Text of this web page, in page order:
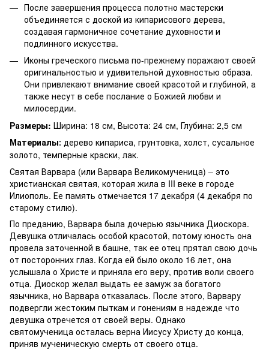
После завершения процесса полотно мастерски
объединяется с доской из кипарисового дерева,
создавая гармоничное сочетание духовности и
подлинного искусства.
Иконы греческого письма по-прежнему поражают своей
оригинальностью и удивительной духовностью образа.
Они привлекают внимание своей красотой и глубиной, а
также несут в себе послание о Божией любви и
милосердии.
Размеры: Ширина: 18 см, Высота: 24 см, Глубина: 2,5 см
Материалы: дерево кипариса, грунтовка, холст, сусальное
золото, темперные краски, лак.
Святая Варвара (или Варвара Великомученица) – это
христианская святая, которая жила в III веке в городе
Илиополь. Ее память отмечается 17 декабря (4 декабря по
старому стилю).
По преданию, Варвара была дочерью язычника Диоскора.
Девушка отличалась особой красотой, потому юность она
провела заточенной в башне, так ее отец прятал свою дочь
от посторонних глаз. Когда ей было около 16 лет, она
услышала о Христе и приняла его веру, против воли своего
отца. Диоскор желал выдать ее замуж за богатого
язычника, но Варвара отказалась. После этого, Варвару
подвергли жестоким пыткам и гонениям в надежде что
девушка отречется от своей веры. Однако
святомученица осталась верна Иисусу Христу до конца,
приняв мученическую смерть от своего отца.